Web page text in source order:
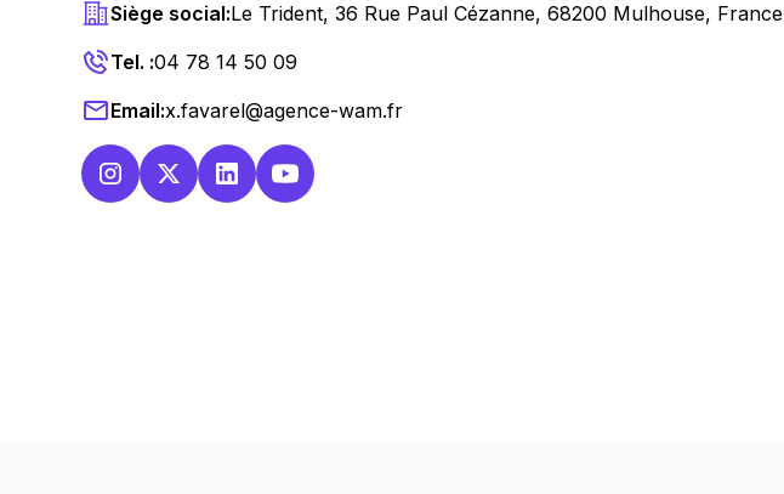
Siège social:Le Trident, 36 Rue Paul Cézanne, 68200 Mulhouse, France
Tel. :04 78 14 50 09
Email:x.favarel@agence-wam.fr